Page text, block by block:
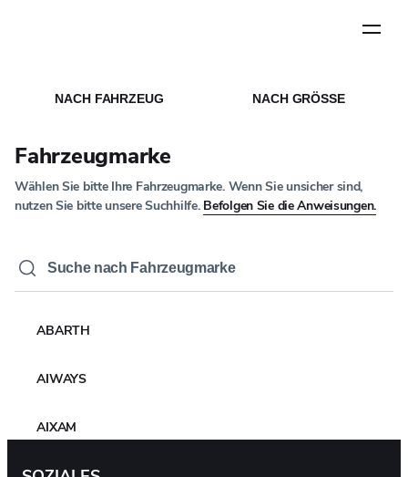
STARTSEITE/
BEKANNTMACHUNGEN
Vorschriften und
Bekanntmachungen
Technik & Sicherheit
NACH FAHRZEUG NACH GRÖSSE
Fahrzeugmarke
Wählen Sie bitte Ihre Fahrzeugmarke. Wenn Sie unsicher sind,
nutzen Sie bitte unsere Suchhilfe. Befolgen Sie die Anweisungen.
ABARTH
AIWAYS
AIXAM